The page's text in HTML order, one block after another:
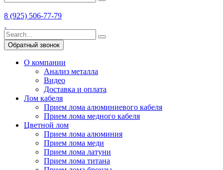
8 (925) 506-77-79
Обратный звонок
О компании
Анализ металла
Видео
Доставка и оплата
Лом кабеля
Прием лома алюминиевого кабеля
Прием лома медного кабеля
Цветной лом
Прием лома алюминия
Прием лома меди
Прием лома латуни
Прием лома титана